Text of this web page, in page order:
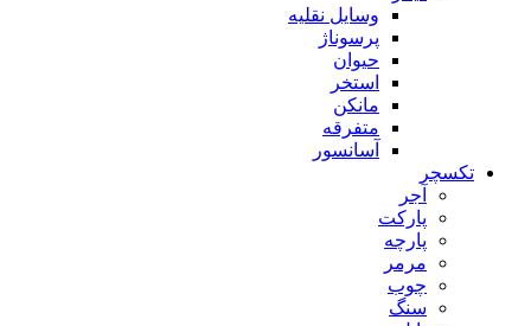
وسایل نقلیه
پرسوناژ
حیوان
استخر
مانکن
متفرقه
آسانسور
تکسچر
آجر
پارکت
پارچه
مرمر
چوب
سنگ